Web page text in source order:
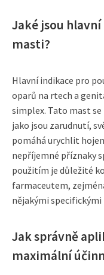
Jaké jsou
masti?
Hlavní indikace pro
oparů na rtech a
simplex. Tato mast
jako jsou zarudnutí,
pomáhá urychlit
nepříjemné příznaky
použitím je důležité
farmaceutem,
nějakými
Jak správně
maximální